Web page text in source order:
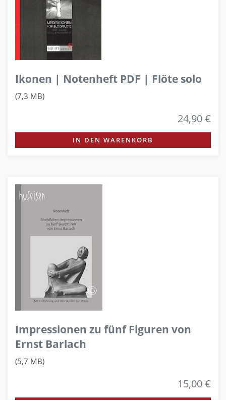
Ikonen | Notenheft PDF | Flöte solo
(7,3 MB)
24,90 €
IN DEN WARENKORB
Impressionen zu fünf Figuren von
Ernst Barlach
(5,7 MB)
15,00 €